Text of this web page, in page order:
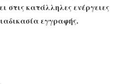
στις κατάλληλες ενέργειες
εγγραφής.